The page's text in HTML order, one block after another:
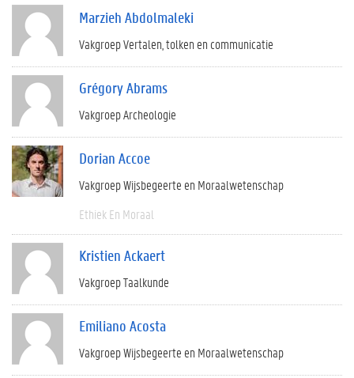
Marzieh Abdolmaleki
Vakgroep Vertalen, tolken en communicatie
Grégory Abrams
Vakgroep Archeologie
Dorian Accoe
Vakgroep Wijsbegeerte en Moraalwetenschap
Ethiek En Moraal
Kristien Ackaert
Vakgroep Taalkunde
Emiliano Acosta
Vakgroep Wijsbegeerte en Moraalwetenschap